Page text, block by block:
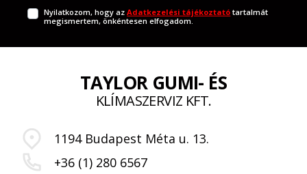
Nyilatkozom, hogy azAdatkezelési tájékoztató tartalmát
megismertem, önkéntesen elfogadom.
TAYLOR GUMI- ÉS
KLÍMASZERVIZ KFT.
1194 Budapest Méta u. 13.
+36 (1) 280 6567